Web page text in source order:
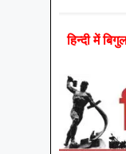
हिन्‍दी में